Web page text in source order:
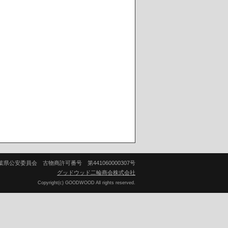
県公安委員会 古物商許可番号 第441060000307号
グッドウッド二輪商会株式会社
Copyright(c) GOODWOOD All rights reserved.